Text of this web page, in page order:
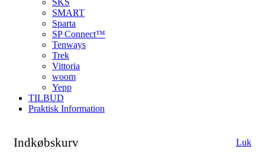
SMART
Sparta
SP Connect™
Tenways
Trek
Vittoria
woom
Yepp
TILBUD
Praktisk Information
Indkøbskurv Luk